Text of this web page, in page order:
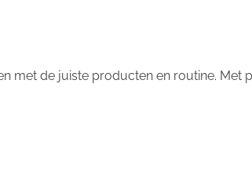
met de juiste producten en routine. Met